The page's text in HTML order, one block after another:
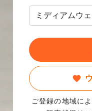
ご登録の地域に